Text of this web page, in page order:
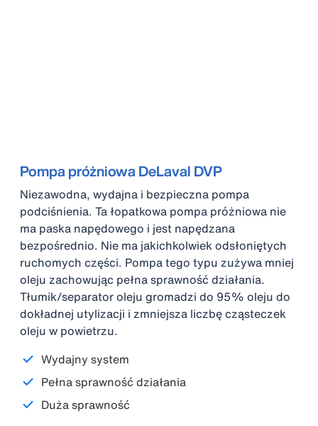
Pompa próżniowa DeLaval DVP
Niezawodna, wydajna i bezpieczna pompa
podciśnienia. Ta łopatkowa pompa próżniowa nie
ma paska napędowego i jest napędzana
bezpośrednio. Nie ma jakichkolwiek odsłoniętych
ruchomych części. Pompa tego typu zużywa mniej
oleju zachowując pełna sprawność działania.
Tłumik/separator oleju gromadzi do 95% oleju do
dokładnej utylizacji i zmniejsza liczbę cząsteczek
oleju w powietrzu.
Wydajny system
Pełna sprawność działania
Duża sprawność